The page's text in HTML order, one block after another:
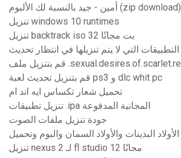
أمين - جيد بالنسبة لك الألبوم (zip download)
تنزيل windows 10 runtimes
تنزيل backtrack iso 32 بت مجانًا
قم بتنزيل تحديث لعبة ps3 و dlc whit pc
تحميل شعار تكساس ايه اند ام
تنزيل تطبيقات .ipa المجانية المدفوعة
جودة تنزيل ملفات الصوت
الأولاد البدينات والأولاد السمان والبوم وتحميل
تنزيل nexus 2 لـ fl studio 12 مجانًا